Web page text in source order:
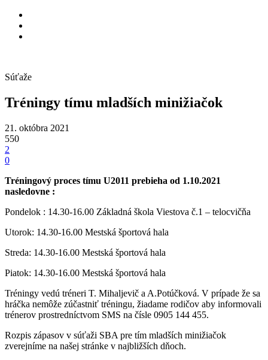
Súťaže
Tréningy tímu mladších minižiačok
21. októbra 2021
550
2
0
Tréningový proces tímu U2011 prebieha od 1.10.2021
nasledovne :
Pondelok : 14.30-16.00 Základná škola Viestova č.1 – telocvičňa
Utorok: 14.30-16.00 Mestská športová hala
Streda: 14.30-16.00 Mestská športová hala
Piatok: 14.30-16.00 Mestská športová hala
Tréningy vedú tréneri T. Mihaljevič a A.Potúčková. V prípade že sa
hráčka nemôže zúčastniť tréningu, žiadame rodičov aby informovali
trénerov prostredníctvom SMS na čísle 0905 144 455.
Rozpis zápasov v súťaži SBA pre tím mladších minižiačok
zverejníme na našej stránke v najbližších dňoch.